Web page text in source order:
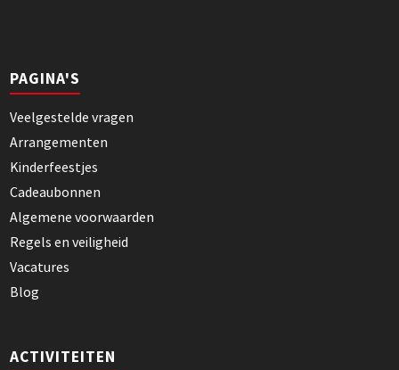
PAGINA'S
Veelgestelde vragen
Arrangementen
Kinderfeestjes
Cadeaubonnen
Algemene voorwaarden
Regels en veiligheid
Vacatures
Blog
ACTIVITEITEN